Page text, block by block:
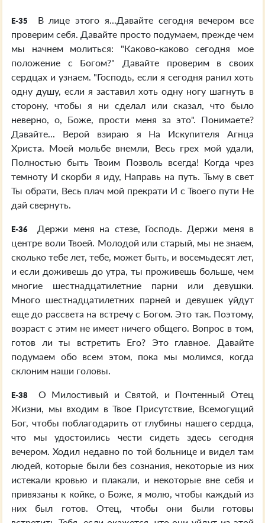
E-35
В лице этого я...Давайте сегодня вечером все
проверим себя. Давайте просто подумаем, прежде чем
мы начнем молиться: "Каково-каково сегодня мое
положение с Богом?" Давайте проверим в своих
сердцах и узнаем. "Господь, если я сегодня ранил хоть
одну душу, если я заставил хоть одну ногу шагнуть в
сторону, чтобы я ни сделал или сказал, что было
неверно, о, Боже, прости меня за это". Понимаете?
Давайте... Верой взираю я На Искупителя Агнца
Христа. Моей мольбе внемли, Весь грех мой удали,
Полностью быть Твоим Позволь всегда! Когда чрез
темноту И скорби я иду, Направь на путь. Тьму в свет
Ты обрати, Весь плач мой прекрати И с Твоего пути Не
дай свернуть.
E-36
Держи меня на стезе, Господь. Держи меня в
центре воли Твоей. Молодой или старый, мы не знаем,
сколько тебе лет, тебе, может быть, и восемьдесят лет,
и если доживешь до утра, ты проживешь больше, чем
многие шестнадцатилетние парни или девушки.
Много шестнадцатилетних парней и девушек уйдут
еще до рассвета на встречу с Богом. Это так. Поэтому,
возраст с этим не имеет ничего общего. Вопрос в том,
готов ли ты встретить Его? Это главное. Давайте
подумаем обо всем этом, пока мы молимся, когда
склоним наши головы.
E-38
О Милостивый и Святой, и Почтенный Отец
Жизни, мы входим в Твое Присутствие, Всемогущий
Бог, чтобы поблагодарить от глубины нашего сердца,
что мы удостоились чести сидеть здесь сегодня
вечером. Ходил недавно по той больнице и видел там
людей, которые были без сознания, некоторые из них
истекали кровью и плакали, и некоторые вне себя и
привязаны к койке, о Боже, я молю, чтобы каждый из
них был готов. Отец, чтобы они были готовы